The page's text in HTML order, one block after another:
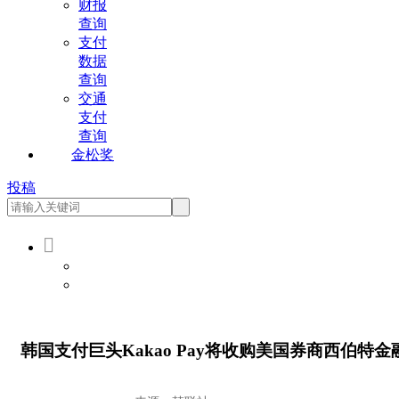
财报
查询
支付
数据
查询
交通
支付
查询
金松奖
投稿

韩国支付巨头Kakao Pay将收购美国券商西伯特金